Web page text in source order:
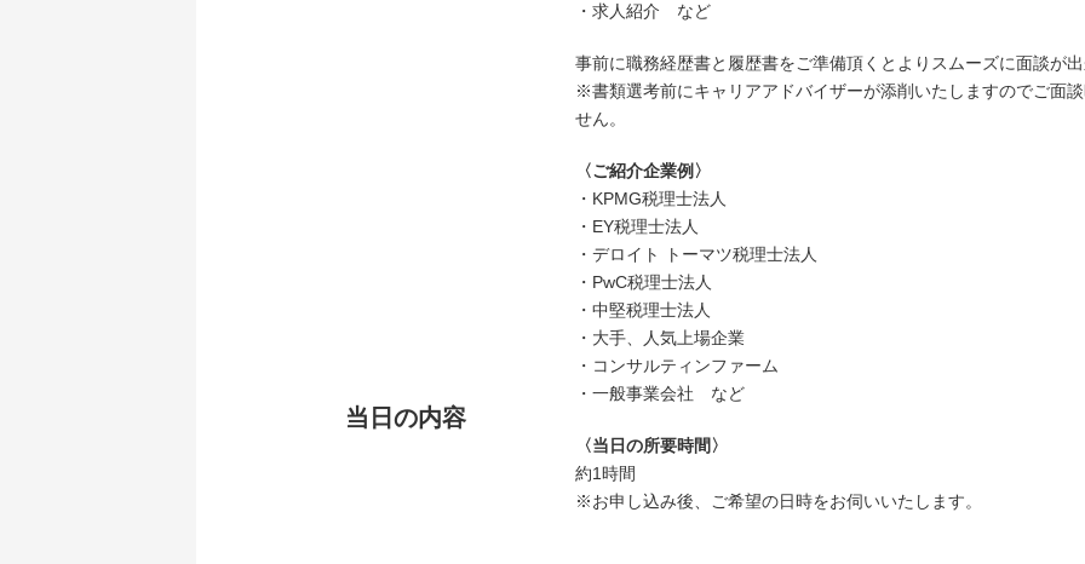
当日の内容
・求人紹介 など
事前に職務経歴書と履歴書をご準備頂くとよりスムーズに面談が
※書類選考前にキャリアアドバイザーが添削いたしますのでご面
せん。
〈ご紹介企業例〉
・KPMG税理士法人
・EY税理士法人
・デロイト トーマツ税理士法人
・PwC税理士法人
・中堅税理士法人
・大手、人気上場企業
・コンサルティンファーム
・一般事業会社 など
〈当日の所要時間〉
約1時間
※お申し込み後、ご希望の日時をお伺いいたします。